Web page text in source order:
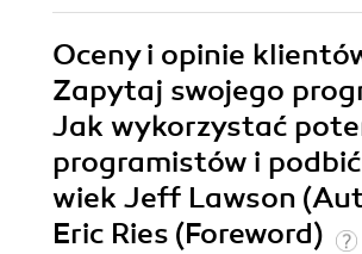
Oceny i opinie
Zapytaj swojego
Jak wykorzystać
programistów i
wiek Jeff Lawson
Eric Ries (Foreword)